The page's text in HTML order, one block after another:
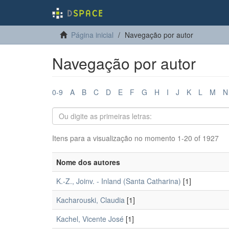
Página inicial Navegação por autor
Navegação por autor
0-9 A B C D E F G H I J K L M N
Itens para a visualização no momento 1-20 of 1927
Nome dos autores
K.-Z., Joinv. - Inland (Santa Catharina) [1]
Kacharouski, Claudia [1]
Kachel, Vicente José [1]